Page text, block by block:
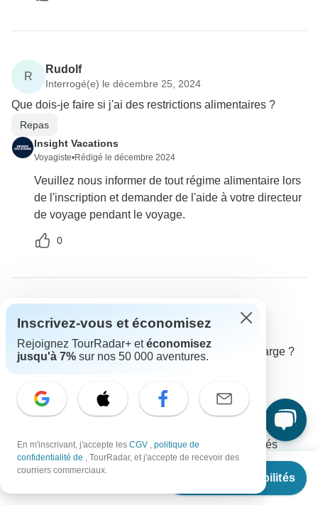
À partir de
Voir les disponibilités
R
Rudolf
Interrogé(e) le décembre 25, 2024
Que dois-je faire si j'ai des restrictions alimentaires ?
Repas
Insight Vacations
Voyagiste•Rédigé le décembre 2024
Veuillez nous informer de tout régime alimentaire lors
de l'inscription et demander de l'aide à votre directeur
de voyage pendant le voyage.
0
D
Desiree
Interrogé(e) le décembre 23, 2024
Les frais de voyage sont-ils entièrement pris en charge ?
Insight Vacations
Voyagiste Rédigé le décembre 2024
pourboires optionnels et des repas non spécifiés
comme inclus.
Inscrivez-vous et économisez
Rejoignez TourRadar+ etéconomisez
jusqu'à 7% sur nos 50 000 aventures.
En m'inscrivant, j'accepte les CGV , politique de
confidentialité de , TourRadar, et j'accepte de recevoir des
courriers commerciaux.